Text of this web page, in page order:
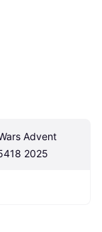
Advent
2025